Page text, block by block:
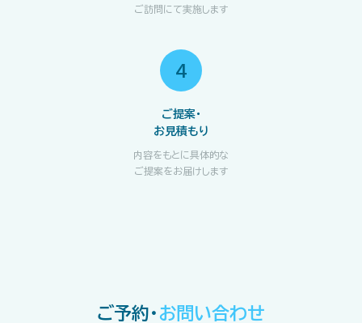
ご訪問にて実施します
4
ご提案・
お見積もり
内容をもとに具体的な
ご提案をお届けします
ご予約・ お問い合わせ